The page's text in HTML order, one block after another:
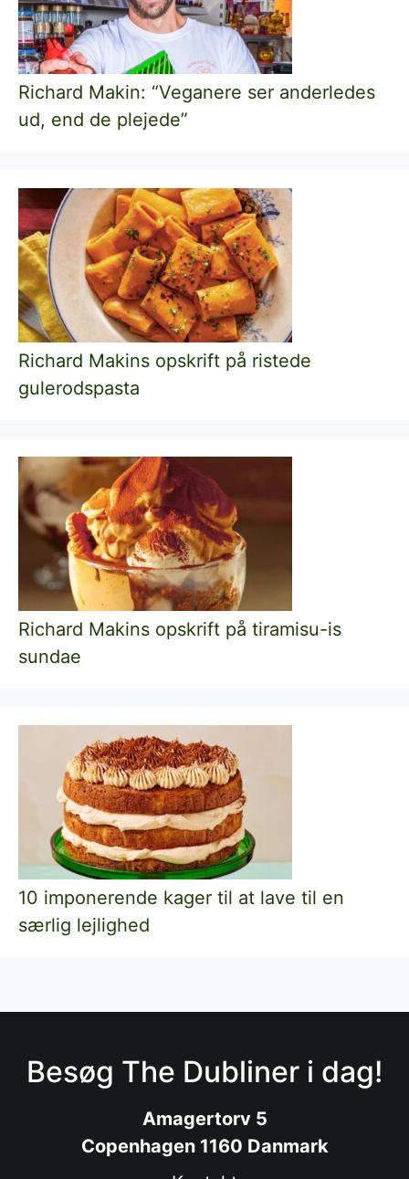
Richard Makin: “Veganere ser anderledes
ud, end de plejede”
Richard Makins opskrift på ristede
gulerodspasta
Richard Makins opskrift på tiramisu-is
sundae
10 imponerende kager til at lave til en
særlig lejlighed
Besøg The Dubliner i dag!
Amagertorv 5
Copenhagen 1160 Danmark